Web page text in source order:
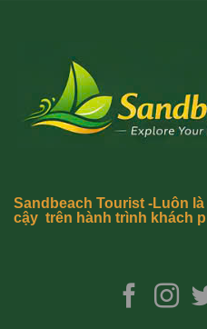
Sandbeach Tourist -Luôn
cậy trên hành trình khách